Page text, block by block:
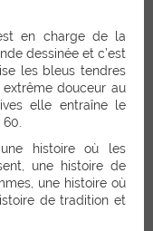
en charge de la
dessinée et c’est
les bleus tendres
douceur au
elle entraîne le
histoire où les
une histoire de
une histoire où
de tradition et